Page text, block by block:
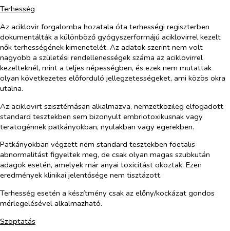
Terhesség
Az aciklovir forgalomba hozatala óta terhességi regiszterben
dokumentálták a különböző gyógyszerformájú aciklovirrel kezelt
nők terhességének kimenetelét. Az adatok szerint nem volt
nagyobb a születési rendellenességek száma az aciklovirrel
kezelteknél, mint a teljes népességben, és ezek nem mutattak
olyan következetes előforduló jellegzetességeket, ami közös okra
utalna.
Az aciklovirt szisztémásan alkalmazva, nemzetközileg elfogadott
standard tesztekben sem bizonyult embriotoxikusnak vagy
teratogénnek patkányokban, nyulakban vagy egerekben.
Patkányokban végzett nem standard tesztekben foetalis
abnormalitást figyeltek meg, de csak olyan magas szubkután
adagok esetén, amelyek már anyai toxicitást okoztak. Ezen
eredmények klinikai jelentősége nem tisztázott.
Terhesség esetén a készítmény csak az előny/kockázat gondos
mérlegelésével alkalmazható.
Szoptatás